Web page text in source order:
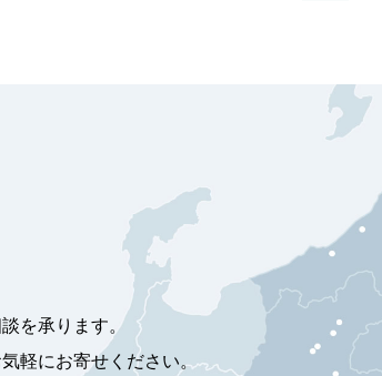
を承ります。
軽にお寄せください。